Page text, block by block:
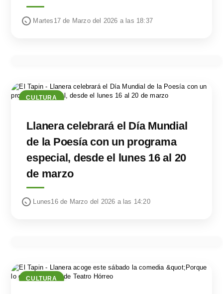
Martes17 de Marzo del 2026 a las 18:37
CULTURA
Llanera celebrará el Día Mundial
de la Poesía con un programa
especial, desde el lunes 16 al 20
de marzo
Lunes16 de Marzo del 2026 a las 14:20
CULTURA